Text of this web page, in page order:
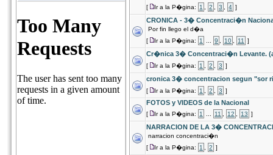
[
Ir a la P�gina: 1 2 3 4 ]
CRONICA - 3� Concentraci�n
Por fin llego el d�a
[
Ir a la P�gina: 1 9 10 11 ]
Cr�nica 3� Concentraci�n Levante.
[ Ir a la P�gina: 1 2 3 ]
cronica 3� concentracion segun "sor
[ Ir a la P�gina: 1 2 3 ]
FOTOS y VIDEOS de la Nacional
[ Ir a la P�gina: 1 11 12 13 ]
NARRACION DE LA 3�
narracion concentraci�n
[
Ir a la P�gina: 1 2 ]